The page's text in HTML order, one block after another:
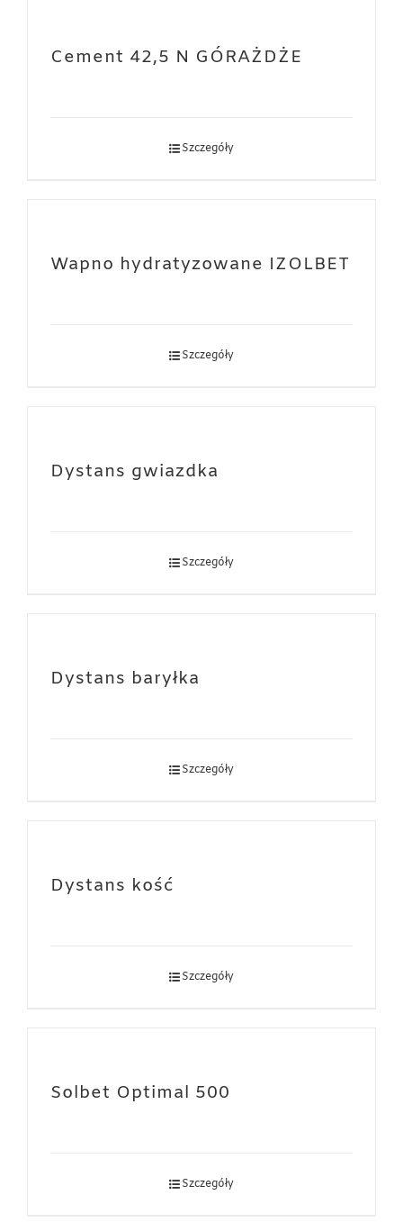
Cement 42,5 N GÓRAŻDŻE
Szczegóły
Wapno hydratyzowane IZOLBET
Szczegóły
Dystans gwiazdka
Szczegóły
Dystans baryłka
Szczegóły
Dystans kość
Szczegóły
Solbet Optimal 500
Szczegóły